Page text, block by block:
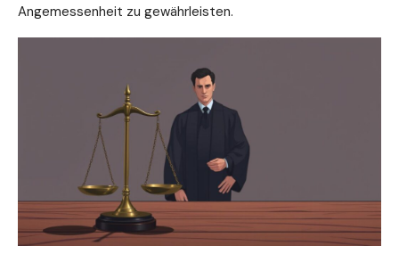
Angemessenheit zu gewährleisten.